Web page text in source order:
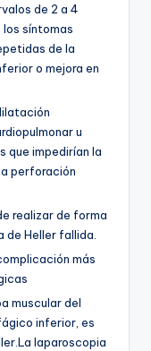
de 2 a 4
los síntomas
de la
o mejora en
u
que impedirían la
perforación
realizar de forma
de Heller fallida.
más
muscular del
inferior, es
laparoscopia